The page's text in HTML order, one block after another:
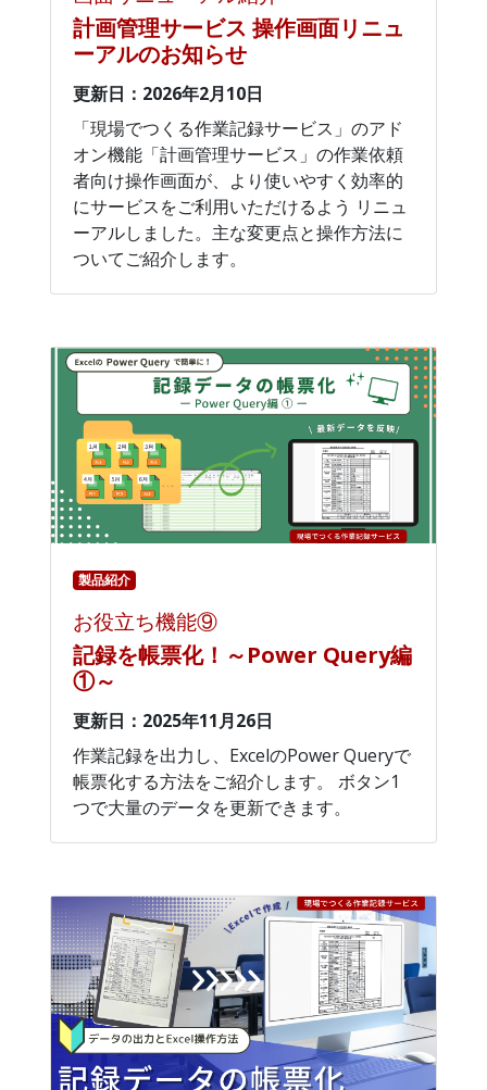
計画管理サービス 操作画面リニュ
ーアルのお知らせ
更新日：2026年2月10日
「現場でつくる作業記録サービス」のアド
オン機能「計画管理サービス」の作業依頼
者向け操作画面が、より使いやすく効率的
にサービスをご利用いただけるよう リニュ
ーアルしました。主な変更点と操作方法に
ついてご紹介します。
製品紹介
お役立ち機能⑨
記録を帳票化！～Power Query編
①～
更新日：2025年11月26日
作業記録を出力し、ExcelのPower Queryで
帳票化する方法をご紹介します。 ボタン1
つで大量のデータを更新できます。